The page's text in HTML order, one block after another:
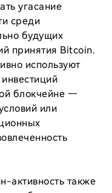
угасание
среди
будущих
принятия Bitcoin.
используют
блокчейне —
или
активность также